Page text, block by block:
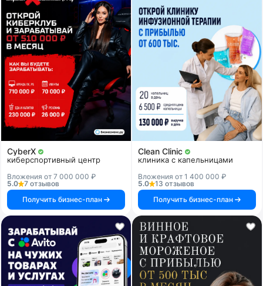
CyberX
киберспортивный центр
Вложения от 7 000 000 ₽
5.0
7 отзывов
Получить бизнес-план
Clean Clinic
клиника с капельницами
Вложения от 1 400 000 ₽
5.0
13 отзывов
Получить бизнес-план